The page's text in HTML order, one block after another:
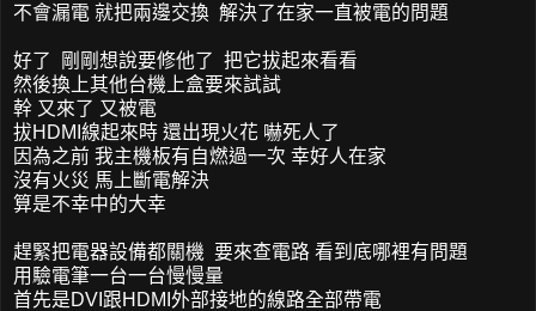
不會漏電 就把兩邊交換 解決了在家一直被電的問題
好了 剛剛想說要修他了 把它拔起來看看
然後換上其他台機上盒要來試試
幹 又來了 又被電
拔HDMI線起來時 還出現火花 嚇死人了
因為之前 我主機板有自燃過一次 幸好人在家
沒有火災 馬上斷電解決
算是不幸中的大幸
趕緊把電器設備都關機 要來查電路 看到底哪裡有問題
用驗電筆一台一台慢慢量
首先是DVI跟HDMI外部接地的線路全部帶電